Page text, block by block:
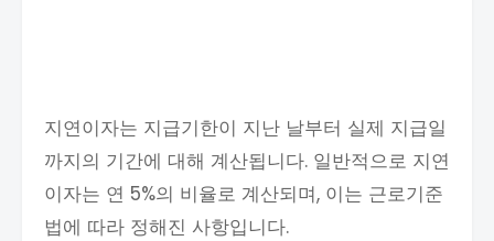
지연이자는 지급기한이 지난 날부터 실제 지급일
까지의 기간에 대해 계산됩니다. 일반적으로 지연
이자는 연 5%의 비율로 계산되며, 이는 근로기준
법에 따라 정해진 사항입니다.